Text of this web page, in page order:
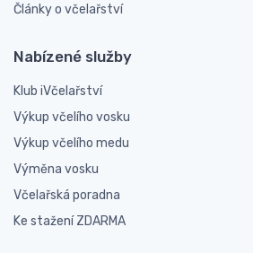
Články o včelařství
Nabízené služby
Klub iVčelařství
Výkup včelího vosku
Výkup včelího medu
Výměna vosku
Včelařská poradna
Ke stažení ZDARMA